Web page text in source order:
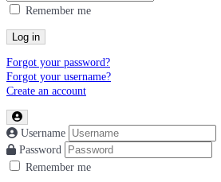
Remember me
Log in
Forgot your password?
Forgot your username?
Create an account
Username
Password
Remember me